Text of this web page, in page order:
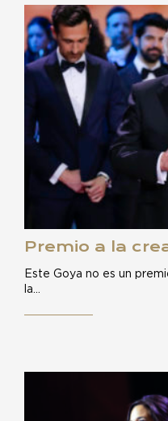
Premio a la
Este Goya no es un
la…